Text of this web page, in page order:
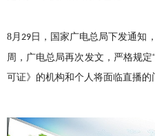
8 月 29 日，国家广电总局下发通知
周，广电总局再次发文，严格规
可证》的机构和个人将面临直播的